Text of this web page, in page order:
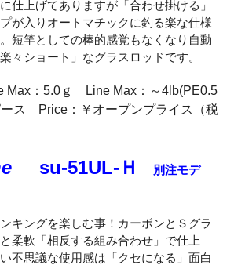
仕上げてありますが「合わせ掛ける」
が入りオートマチックに釣る楽な仕様
短竿としての棒的感覚もなくなり自動
々ショート」なグラスロッドです。
Max：5.0ｇ Line Max：～4lb(PE0.5
ス Price：￥オープンプライス（税
su-51UL-Ｈ
別注モデ
キングを楽しむ事！カーボンとＳグラ
柔軟「相反する組み合わせ」で仕上
不思議な使用感は「クセになる」面白